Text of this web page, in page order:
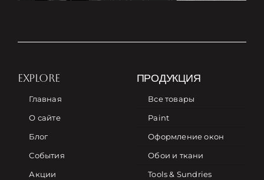
EXPLORE
Главная
О сайте
Блог
События
Акции
ПРОДУКЦИЯ
Все товары
Paint
Оформление окон
Обои и ткани
Tools & Sundries